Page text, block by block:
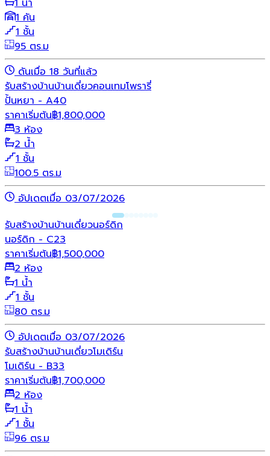
1 น้ำ
1 คัน
1 ชั้น
95 ตร.ม
ดันเมื่อ 18 วันที่แล้ว
รับสร้างบ้านบ้านเดี่ยวคอนเทมโพรารี่
ปั้นหยา - A40
ราคาเริ่มต้น฿1,800,000
3 ห้อง
2 น้ำ
1 ชั้น
100.5 ตร.ม
อัปเดตเมื่อ 03/07/2026
รับสร้างบ้านบ้านเดี่ยวนอร์ดิก
นอร์ดิก - C23
ราคาเริ่มต้น฿1,500,000
2 ห้อง
1 น้ำ
1 ชั้น
80 ตร.ม
อัปเดตเมื่อ 03/07/2026
รับสร้างบ้านบ้านเดี่ยวโมเดิร์น
โมเดิร์น - B33
ราคาเริ่มต้น฿1,700,000
2 ห้อง
1 น้ำ
1 ชั้น
96 ตร.ม